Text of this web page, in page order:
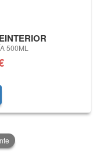
500ML